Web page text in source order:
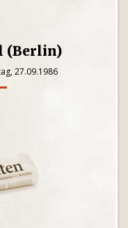
(Berlin)
27.09.1986